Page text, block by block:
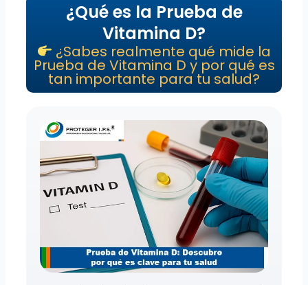
¿Qué es la Prueba de
Vitamina D?
¿Sabes realmente qué mide la
Prueba de Vitamina D y por qué es
tan importante para tu salud?